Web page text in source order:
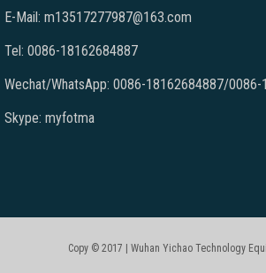
E-Mail: m13517277987@163.com
Tel: 0086-18162684887
Wechat/WhatsApp: 0086-18162684887/
Skype: myfotma
Copy © 2017 | Wuhan Yichao Technology